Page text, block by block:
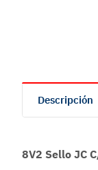
Descripción
8V2 Sello JC